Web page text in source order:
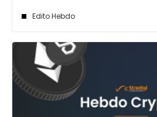
Edito Hebdo